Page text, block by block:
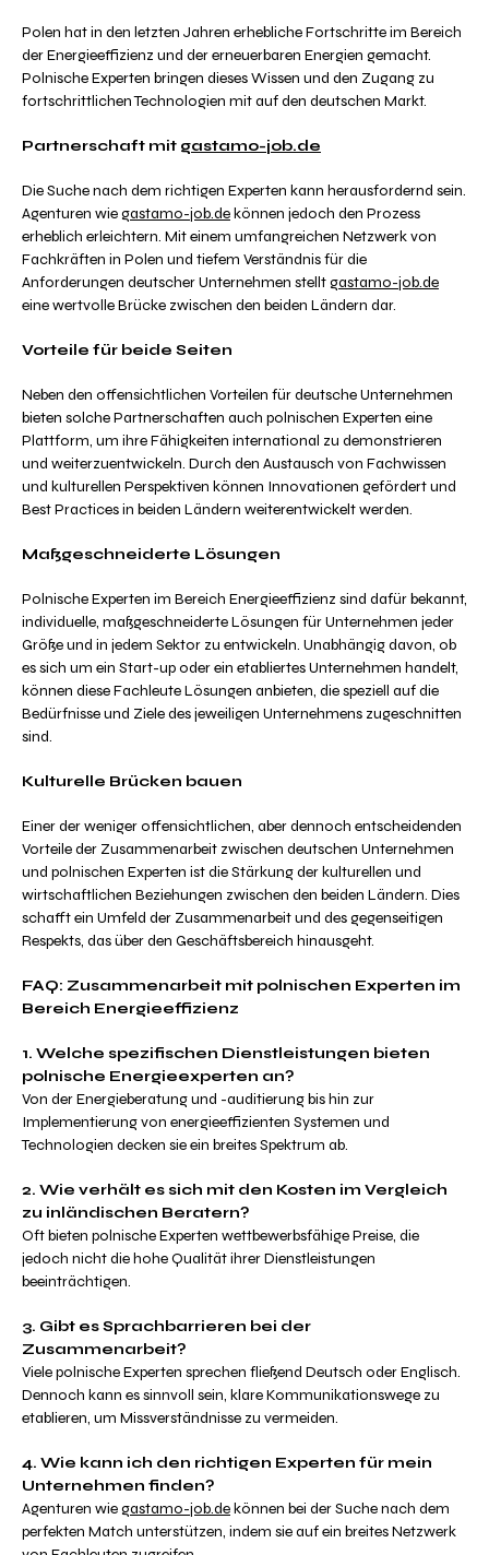
Polen hat in den letzten Jahren erhebliche Fortschritte im Bereich
der Energieeffizienz und der erneuerbaren Energien gemacht.
Polnische Experten bringen dieses Wissen und den Zugang zu
fortschrittlichen Technologien mit auf den deutschen Markt.
Partnerschaft mit gastamo-job.de
Die Suche nach dem richtigen Experten kann herausfordernd sein.
Agenturen wiegastamo-job.dekönnen jedoch den Prozess
erheblich erleichtern. Mit einem umfangreichen Netzwerk von
Fachkräften in Polen und tiefem Verständnis für die
Anforderungen deutscher Unternehmen stelltgastamo-job.de
eine wertvolle Brücke zwischen den beiden Ländern dar.
Vorteile für beide Seiten
Neben den offensichtlichen Vorteilen für deutsche Unternehmen
bieten solche Partnerschaften auch polnischen Experten eine
Plattform, um ihre Fähigkeiten international zu demonstrieren
und weiterzuentwickeln. Durch den Austausch von Fachwissen
und kulturellen Perspektiven können Innovationen gefördert und
Best Practices in beiden Ländern weiterentwickelt werden.
Maßgeschneiderte Lösungen
Polnische Experten im Bereich Energieeffizienz sind dafür bekannt,
individuelle, maßgeschneiderte Lösungen für Unternehmen jeder
Größe und in jedem Sektor zu entwickeln. Unabhängig davon, ob
es sich um ein Start-up oder ein etabliertes Unternehmen handelt,
können diese Fachleute Lösungen anbieten, die speziell auf die
Bedürfnisse und Ziele des jeweiligen Unternehmens zugeschnitten
sind.
Kulturelle Brücken bauen
Einer der weniger offensichtlichen, aber dennoch entscheidenden
Vorteile der Zusammenarbeit zwischen deutschen Unternehmen
und polnischen Experten ist die Stärkung der kulturellen und
wirtschaftlichen Beziehungen zwischen den beiden Ländern. Dies
schafft ein Umfeld der Zusammenarbeit und des gegenseitigen
Respekts, das über den Geschäftsbereich hinausgeht.
FAQ: Zusammenarbeit mit polnischen Experten im
Bereich Energieeffizienz
1. Welche spezifischen Dienstleistungen bieten
polnische Energieexperten an?
Von der Energieberatung und -auditierung bis hin zur
Implementierung von energieeffizienten Systemen und
Technologien decken sie ein breites Spektrum ab.
2. Wie verhält es sich mit den Kosten im Vergleich
zu inländischen Beratern?
Oft bieten polnische Experten wettbewerbsfähige Preise, die
jedoch nicht die hohe Qualität ihrer Dienstleistungen
beeinträchtigen.
3. Gibt es Sprachbarrieren bei der
Zusammenarbeit?
Viele polnische Experten sprechen fließend Deutsch oder Englisch.
Dennoch kann es sinnvoll sein, klare Kommunikationswege zu
etablieren, um Missverständnisse zu vermeiden.
4. Wie kann ich den richtigen Experten für mein
Unternehmen finden?
Agenturen wiegastamo-job.dekönnen bei der Suche nach dem
perfekten Match unterstützen, indem sie auf ein breites Netzwerk